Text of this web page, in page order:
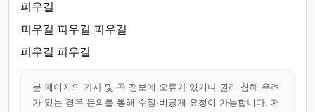
피우길
피우길 피우길 피우길
피우길 피우길
본 페이지의 가사 및 곡 정보에 오류가 있거나 권리 침해 우려
가 있는 경우 문의를 통해 수정·비공개 요청이 가능합니다. 저